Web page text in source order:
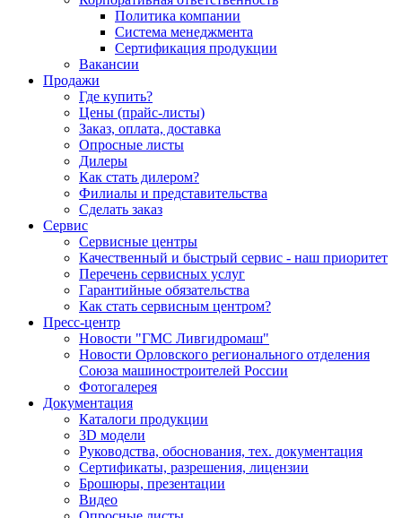
Политика компании
Система менеджмента
Сертификация продукции
Вакансии
Продажи
Где купить?
Цены (прайс-листы)
Заказ, оплата, доставка
Опросные листы
Дилеры
Как стать дилером?
Филиалы и представительства
Сделать заказ
Сервис
Сервисные центры
Качественный и быстрый сервис - наш приоритет
Перечень сервисных услуг
Гарантийные обязательства
Как стать сервисным центром?
Пресс-центр
Новости "ГМС Ливгидромаш"
Новости Орловского регионального отделения
Союза машиностроителей России
Фотогалерея
Документация
Каталоги продукции
3D модели
Руководства, обоснования, тех. документация
Сертификаты, разрешения, лицензии
Брошюры, презентации
Видео